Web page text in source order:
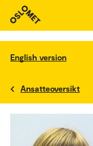
English version
Ansatteoversikt